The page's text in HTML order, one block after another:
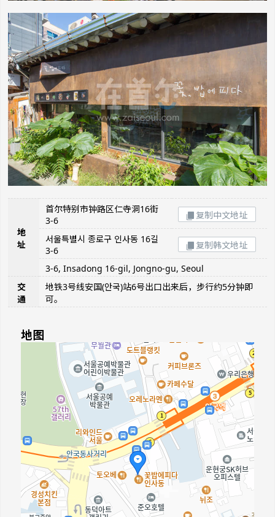
地
址
首尔特别市钟路区仁寺洞16街
3-6
复制中文地址
서울특별시 종로구 인사동 16길
3-6
复制韩文地址
3-6, Insadong 16-gil, Jongno-gu, Seoul
交
通
地铁3号线安国(안국)站6号出口出来后，步行约5分钟即
可。
地图